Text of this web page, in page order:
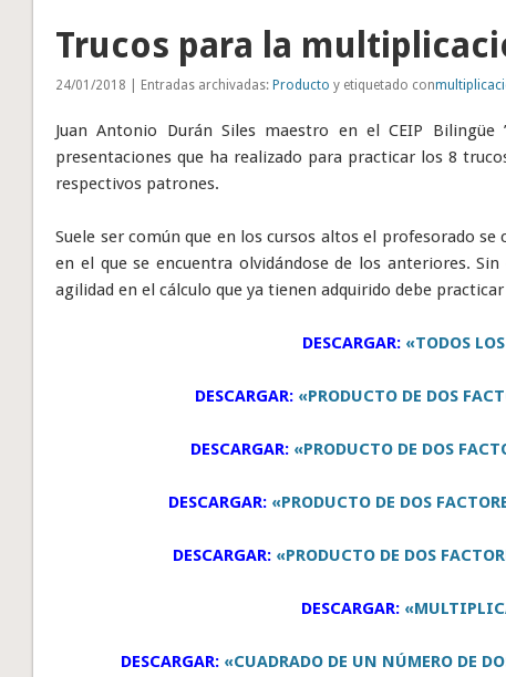
Trucos para la
24/01/2018 | Entradas archivadas:Producto y etiquetado con
Juan Antonio Durán Siles maestro en el CEIP Bilingüe
presentaciones que ha realizado para practicar los 8
respectivos patrones.
Suele ser común que en los cursos altos el profesorado
en el que se encuentra olvidándose de los anteriores.
agilidad en el cálculo que ya tienen adquirido debe
DESCARGAR: «TODOS
DESCARGAR: «PRODUCTO DE DOS
DESCARGAR: «PRODUCTO DE DOS
DESCARGAR: «PRODUCTO DE DOS
DESCARGAR: «PRODUCTO DE DOS
DESCARGAR:
DESCARGAR: «CUADRADO DE UN NÚMERO DE